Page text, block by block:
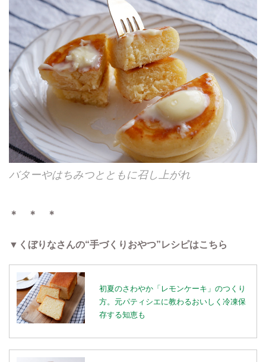
バターやはちみつとともに召し上がれ
＊ ＊ ＊
▼くぼりなさんの“手づくりおやつ”レシピはこちら
初夏のさわやか「レモンケーキ」のつくり
方。元パティシエに教わるおいしく冷凍保
存する知恵も